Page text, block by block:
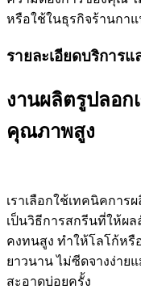
หรือใช้ในธุรกิจร้านกา
รายละเอียดบริการแ
งานผลิตรูปลอก
คุณภาพสูง
เราเลือกใช้เทคนิคการ
เป็นวิธีการสกรีนที่ให้ผ
คงทนสูง ทำให้โลโก้ห
ยาวนาน ไม่ซีดจางง่าย
สะอาดบ่อยครั้ง